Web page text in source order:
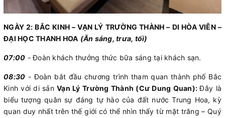
NGÀY 2: BẮC KINH – VẠN LÝ TRƯỜNG THÀNH – DI HÒA VIÊN –
ĐẠI HỌC THANH HOA (Ăn sáng, trưa, tối)
07:00 - Đoàn khách thưởng thức bữa sáng tại khách sạn.
08:30 - Đoàn bắt đầu chương trình tham quan thành phố Bắc
Kinh với di sảnVạn Lý Trường Thành (Cư Dung Quan):Đây là
biểu tượng quân sự đáng tự hào của đất nước Trung Hoa, kỳ
quan duy nhất trên thế giới có thể nhìn thấy từ mặt trăng – Quý